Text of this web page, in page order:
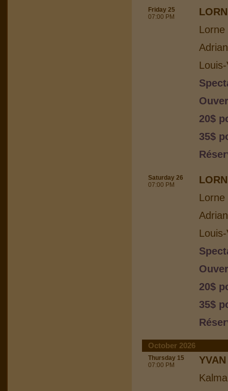
Friday 25
07:00 PM
Lorne
20$
35$
Saturday 26
07:00 PM
Lorne
20$
35$
October 2026
Thursday 15
07:00 PM